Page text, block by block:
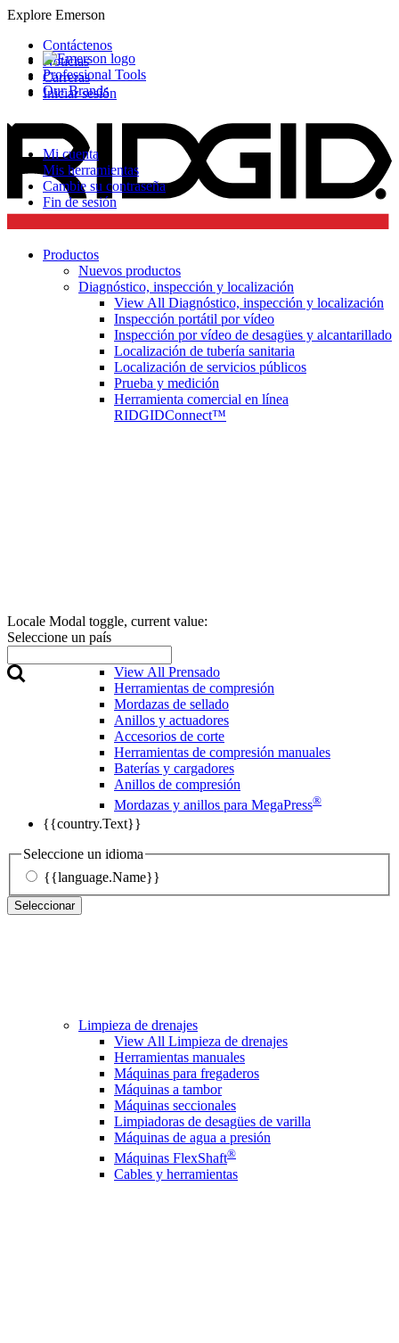
Explore Emerson
Professional Tools
Our Brands
Contáctenos
Noticias
Carreras
Iniciar sesión
Mi cuenta
Mis herramientas
Cambie su contraseña
Fin de sesión
Locale Modal toggle, current value:
Seleccione un país
{{country.Text}}
Seleccione un idioma
{{language.Name}}
Seleccionar
Productos
Nuevos productos
Diagnóstico, inspección y localización
View All Diagnóstico, inspección y localización
Inspección portátil por vídeo
Inspección por vídeo de desagües y alcantarillado
Localización de tubería sanitaria
Localización de servicios públicos
Prueba y medición
Herramienta comercial en línea
RIDGIDConnect™
View All Prensado
Herramientas de compresión
Mordazas de sellado
Anillos y actuadores
Accesorios de corte
Herramientas de compresión manuales
Baterías y cargadores
Anillos de compresión
Mordazas y anillos para MegaPress®
Limpieza de drenajes
View All Limpieza de drenajes
Herramientas manuales
Máquinas para fregaderos
Máquinas a tambor
Máquinas seccionales
Limpiadoras de desagües de varilla
Máquinas de agua a presión
Máquinas FlexShaft®
Cables y herramientas